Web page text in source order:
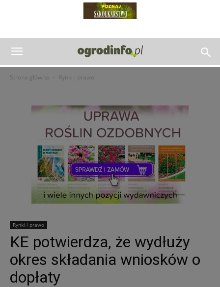
Strona główna Rynki i prawo
Rynki i prawo
KE potwierdza, że wydłuży
okres składania wniosków o
dopłaty